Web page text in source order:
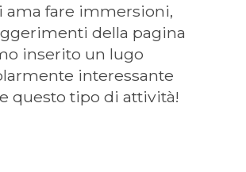
ama fare immersioni,
della pagina
inserito un lugo
interessante
questo tipo di attività!